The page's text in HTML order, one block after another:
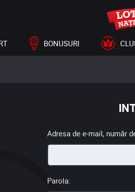
BONUSURI
Adresa de e-mail, număr
Parola: